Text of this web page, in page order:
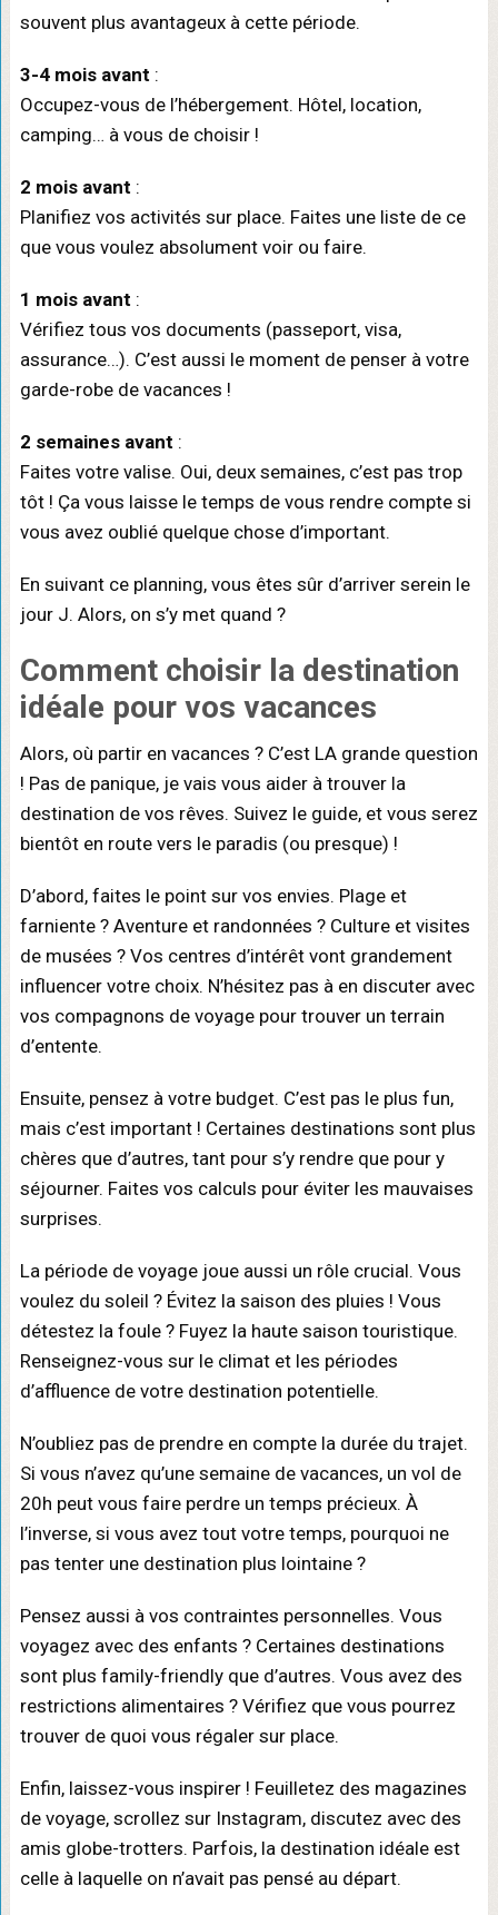
souvent plus avantageux à cette période.
3-4 mois avant :
Occupez-vous de l’hébergement. Hôtel, location,
camping… à vous de choisir !
2 mois avant :
Planifiez vos activités sur place. Faites une liste de ce
que vous voulez absolument voir ou faire.
1 mois avant :
Vérifiez tous vos documents (passeport, visa,
assurance…). C’est aussi le moment de penser à votre
garde-robe de vacances !
2 semaines avant :
Faites votre valise. Oui, deux semaines, c’est pas trop
tôt ! Ça vous laisse le temps de vous rendre compte si
vous avez oublié quelque chose d’important.
En suivant ce planning, vous êtes sûr d’arriver serein le
jour J. Alors, on s’y met quand ?
Comment choisir la destination
idéale pour vos vacances
Alors, où partir en vacances ? C’est LA grande question
! Pas de panique, je vais vous aider à trouver la
destination de vos rêves. Suivez le guide, et vous serez
bientôt en route vers le paradis (ou presque) !
D’abord, faites le point sur vos envies. Plage et
farniente ? Aventure et randonnées ? Culture et visites
de musées ? Vos centres d’intérêt vont grandement
influencer votre choix. N’hésitez pas à en discuter avec
vos compagnons de voyage pour trouver un terrain
d’entente.
Ensuite, pensez à votre budget. C’est pas le plus fun,
mais c’est important ! Certaines destinations sont plus
chères que d’autres, tant pour s’y rendre que pour y
séjourner. Faites vos calculs pour éviter les mauvaises
surprises.
La période de voyage joue aussi un rôle crucial. Vous
voulez du soleil ? Évitez la saison des pluies ! Vous
détestez la foule ? Fuyez la haute saison touristique.
Renseignez-vous sur le climat et les périodes
d’affluence de votre destination potentielle.
N’oubliez pas de prendre en compte la durée du trajet.
Si vous n’avez qu’une semaine de vacances, un vol de
20h peut vous faire perdre un temps précieux. À
l’inverse, si vous avez tout votre temps, pourquoi ne
pas tenter une destination plus lointaine ?
Pensez aussi à vos contraintes personnelles. Vous
voyagez avec des enfants ? Certaines destinations
sont plus family-friendly que d’autres. Vous avez des
restrictions alimentaires ? Vérifiez que vous pourrez
trouver de quoi vous régaler sur place.
Enfin, laissez-vous inspirer ! Feuilletez des magazines
de voyage, scrollez sur Instagram, discutez avec des
amis globe-trotters. Parfois, la destination idéale est
celle à laquelle on n’avait pas pensé au départ.